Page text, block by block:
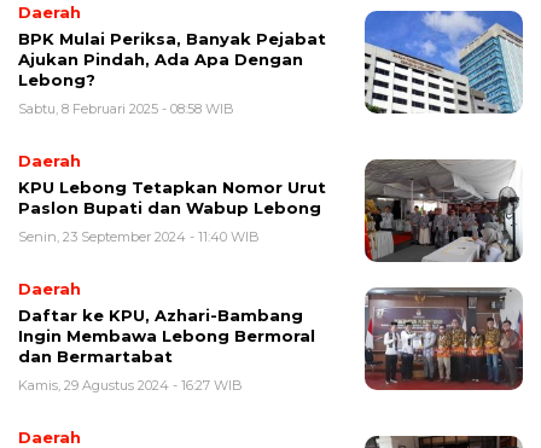
Daerah
BPK Mulai Periksa, Banyak Pejabat
Ajukan Pindah, Ada Apa Dengan
Lebong?
Sabtu, 8 Februari 2025 - 08:58 WIB
Daerah
KPU Lebong Tetapkan Nomor Urut
Paslon Bupati dan Wabup Lebong
Senin, 23 September 2024 - 11:40 WIB
Daerah
Daftar ke KPU, Azhari-Bambang
Ingin Membawa Lebong Bermoral
dan Bermartabat
Kamis, 29 Agustus 2024 - 16:27 WIB
Daerah